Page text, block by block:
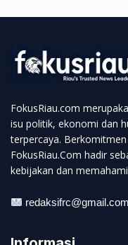
FokusRiau.com
isu politik, ekonomi dan
terpercaya.
FokusRiau.Com hadir
kebijakan dan
redaksifrc@gmail.com